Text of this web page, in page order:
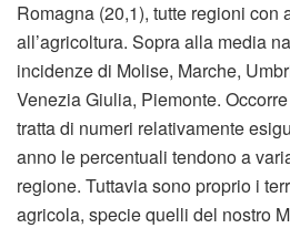
Romagna (20,1), tutte regioni con
all’agricoltura. Sopra alla media
incidenze di Molise, Marche,
Venezia Giulia, Piemonte.
tratta di numeri relativamente
anno le percentuali tendono a
regione. Tuttavia sono proprio i
agricola, specie quelli del nostro